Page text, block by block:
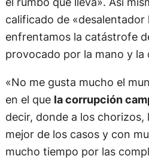
calificado de «desalentador
enfrentamos la catástrofe
provocado por la mano y la
«No me gusta mucho el
en el que la corrupción
decir, donde a los chorizos,
mejor de los casos y con
mucho tiempo por las